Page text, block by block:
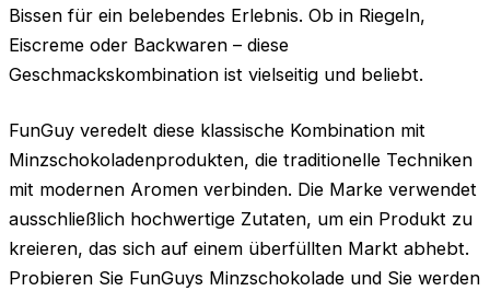
Bissen für ein belebendes Erlebnis. Ob in Riegeln,
Eiscreme oder Backwaren – diese
Geschmackskombination ist vielseitig und beliebt.
FunGuy veredelt diese klassische Kombination mit
Minzschokoladenprodukten, die traditionelle Techniken
mit modernen Aromen verbinden. Die Marke verwendet
ausschließlich hochwertige Zutaten, um ein Produkt zu
kreieren, das sich auf einem überfüllten Markt abhebt.
Probieren Sie FunGuys Minzschokolade und Sie werden